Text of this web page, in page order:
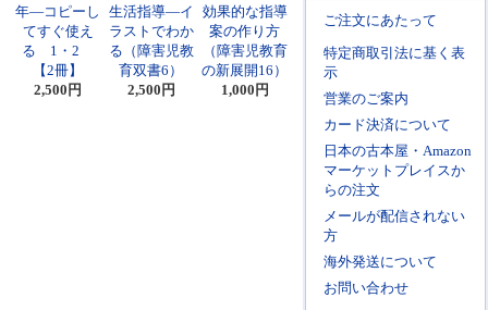
ご注文にあたって
特定商取引法に基く表
示
営業のご案内
カード決済について
日本の古本屋・Amazon
マーケットプレイスか
らの注文
メールが配信されない
方
海外発送について
お問い合わせ
年―コピーし
てすぐ使え
る 1・2
【2冊】
2,500円
生活指導―イ
ラストでわか
る（障害児教
育双書6）
2,500円
効果的な指導
案の作り方
（障害児教育
の新展開16）
1,000円